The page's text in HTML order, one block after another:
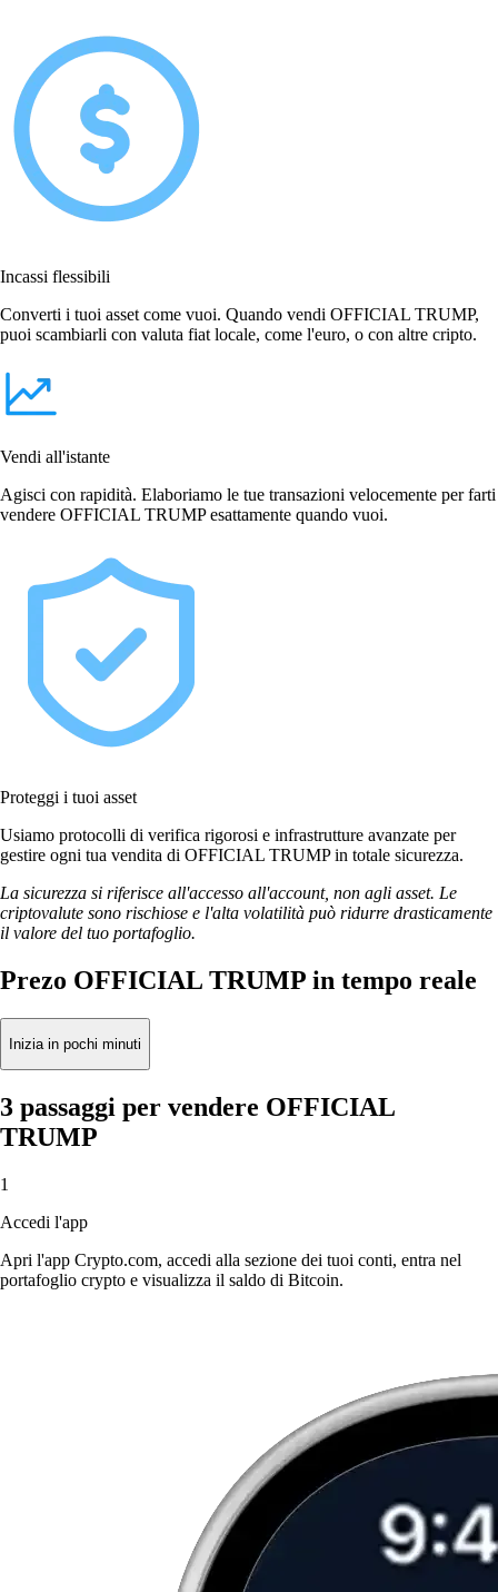
Incassi flessibili
Converti i tuoi asset come vuoi. Quando vendi OFFICIAL TRUMP,
puoi scambiarli con valuta fiat locale, come l'euro, o con altre cripto.
Vendi all'istante
Agisci con rapidità. Elaboriamo le tue transazioni velocemente per farti
vendere OFFICIAL TRUMP esattamente quando vuoi.
Proteggi i tuoi asset
Usiamo protocolli di verifica rigorosi e infrastrutture avanzate per
gestire ogni tua vendita di OFFICIAL TRUMP in totale sicurezza.
La sicurezza si riferisce all'accesso all'account, non agli asset. Le
criptovalute sono rischiose e l'alta volatilità può ridurre drasticamente
il valore del tuo portafoglio.
Prezo OFFICIAL TRUMP in tempo reale
Inizia in pochi minuti
3 passaggi per vendere OFFICIAL
TRUMP
1
Accedi l'app
Apri l'app Crypto.com, accedi alla sezione dei tuoi conti, entra nel
portafoglio crypto e visualizza il saldo di Bitcoin.